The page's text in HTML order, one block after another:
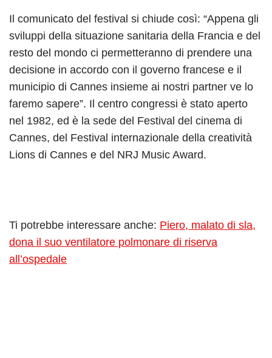
Il comunicato del festival si chiude così: “Appena gli
sviluppi della situazione sanitaria della Francia e del
resto del mondo ci permetteranno di prendere una
decisione in accordo con il governo francese e il
municipio di Cannes insieme ai nostri partner ve lo
faremo sapere”. Il centro congressi è stato aperto
nel 1982, ed è la sede del Festival del cinema di
Cannes, del Festival internazionale della creatività
Lions di Cannes e del NRJ Music Award.
Ti potrebbe interessare anche: Piero, malato di sla,
dona il suo ventilatore polmonare di riserva
all’ospedale